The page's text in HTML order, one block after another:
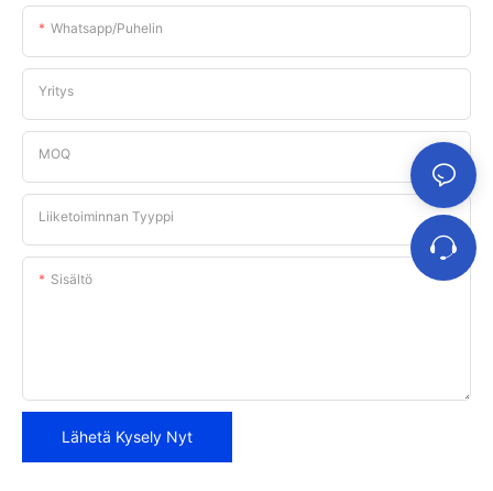
Whatsapp/puhelin
Yritys
MOQ
Liiketoiminnan Tyyppi
Sisältö
Lähetä Kysely Nyt